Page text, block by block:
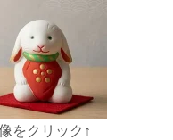
をクリック↑